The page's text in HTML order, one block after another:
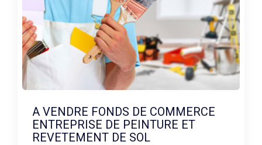
A VENDRE FONDS DE COMMERCE
ENTREPRISE DE PEINTURE ET
REVETEMENT DE SOL